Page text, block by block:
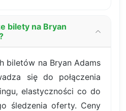
bilety na Bryan
biletów na Bryan Adams
się do połączenia
elastyczności co do
śledzenia oferty. Ceny